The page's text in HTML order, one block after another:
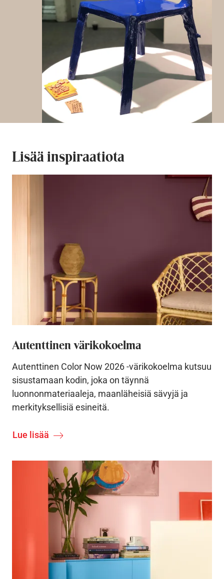
Lisää inspiraatiota
Autenttinen värikokoelma
Autenttinen Color Now 2026 -värikokoelma kutsuu
sisustamaan kodin, joka on täynnä
luonnonmateriaaleja, maanläheisiä sävyjä ja
merkityksellisiä esineitä.
Lue lisää